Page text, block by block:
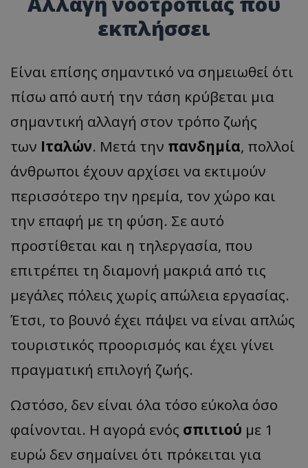
εκπλήσσει
Είναι επίσης σημαντικό να σημειωθεί ότι
πίσω από αυτή την τάση κρύβεται μια
σημαντική αλλαγή στον τρόπο ζωής
των Ιταλών. Μετά την πανδημία, πολλοί
άνθρωποι έχουν αρχίσει να εκτιμούν
περισσότερο την ηρεμία, τον χώρο και
την επαφή με τη φύση. Σε αυτό
προστίθεται και η τηλεργασία, που
επιτρέπει τη διαμονή μακριά από τις
μεγάλες πόλεις χωρίς απώλεια εργασίας.
Έτσι, το βουνό έχει πάψει να είναι απλώς
τουριστικός προορισμός και έχει γίνει
πραγματική επιλογή ζωής.
Ωστόσο, δεν είναι όλα τόσο εύκολα όσο
φαίνονται. Η αγορά ενός σπιτιού με 1
ευρώ δεν σημαίνει ότι πρόκειται για